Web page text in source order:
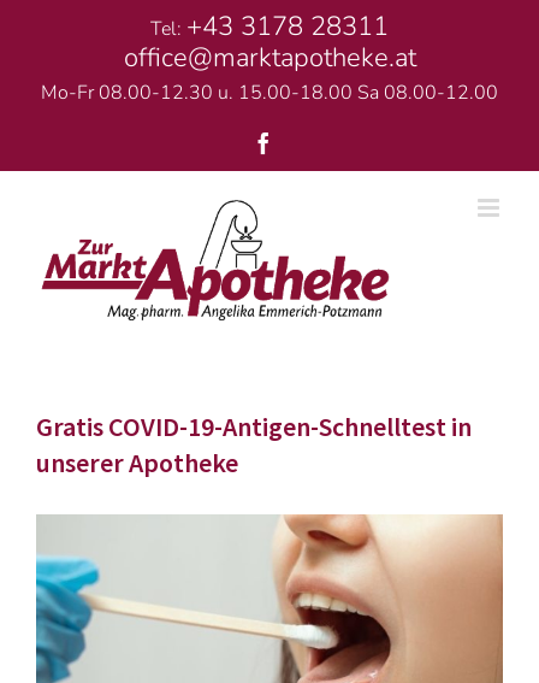
Tel: +43 3178 28311
office@marktapotheke.at
Mo-Fr 08.00-12.30 u. 15.00-18.00 Sa 08.00-12.00
Gratis COVID-19-Antigen-Schnelltest in
unserer Apotheke